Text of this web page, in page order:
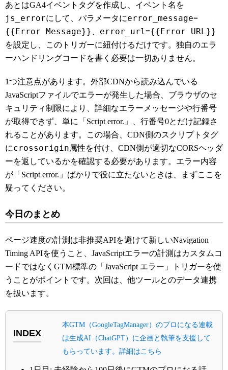
あとはGA4イベントタグを作成し、イベント名を
js_errorにして、パラメータにerror_message=
{{Error Message}} error_url={{Error URL}}
を設定し、このトリガーに紐付けるだけです。独自のエラ
ーハンドリングコードを書く必要は一切ありません。
1つ注意点があります。外部CDNから読み込んでいる
JavaScriptファイルでエラーが発生した場合、ブラウザのセ
キュリティ制限により、詳細なエラーメッセージや行番号
が取得できず、単に「Script error.」、行番号0とだけ記録さ
れることがあります。この場合、CDN側のスクリプトタグ
にcrossorigin属性を付け、CDN側が適切なCORSヘッダ
ーを返しているかを確認する必要があります。エラー内容
が「Script error.」ばかりで役に立たないときは、まずここを
疑ってください。
今日のまとめ
ページ速度の計測は非推奨APIを避けて新しいNavigation
Timing APIを使うこと、JavaScriptエラーの計測はカスタムコ
ードではなくGTM標準の「JavaScript エラー」トリガーを使
うことがポイントです。次回は、他ツールとのデータ連携
を扱います。
INDEX
本GTM（GoogleTagManager）のプロになる連載
は生成AI（ChatGPT）に企画と執筆を支援して
もらっています。詳細はこちら